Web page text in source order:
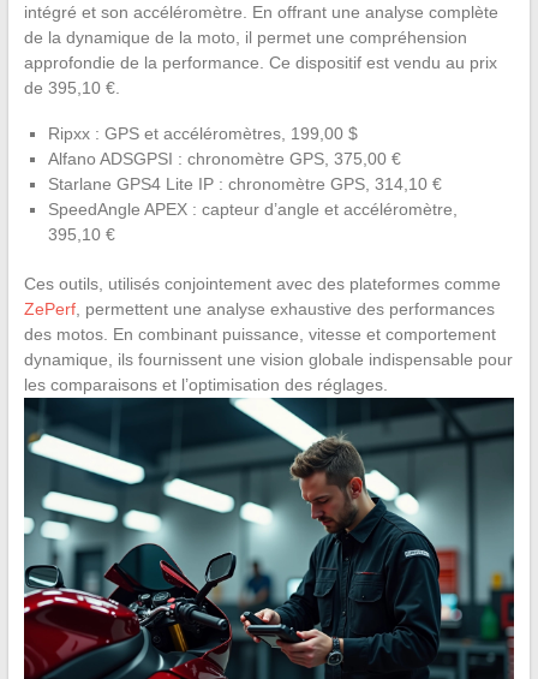
intégré et son accéléromètre. En offrant une analyse complète
de la dynamique de la moto, il permet une compréhension
approfondie de la performance. Ce dispositif est vendu au prix
de 395,10 €.
Ripxx : GPS et accéléromètres, 199,00 $
Alfano ADSGPSI : chronomètre GPS, 375,00 €
Starlane GPS4 Lite IP : chronomètre GPS, 314,10 €
SpeedAngle APEX : capteur d’angle et accéléromètre,
395,10 €
Ces outils, utilisés conjointement avec des plateformes comme
ZePerf, permettent une analyse exhaustive des performances
des motos. En combinant puissance, vitesse et comportement
dynamique, ils fournissent une vision globale indispensable pour
les comparaisons et l’optimisation des réglages.